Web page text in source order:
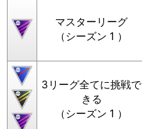
マスターリーグ
（シーズン 1 ）
3リーグ全てに挑戦で
きる
（シーズン 1 ）